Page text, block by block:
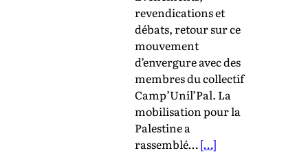
revendications et
débats, retour sur ce
mouvement
d’envergure avec des
membres du collectif
Camp’Unil’Pal. La
mobilisation pour la
Palestine a
rassemblé…[…]